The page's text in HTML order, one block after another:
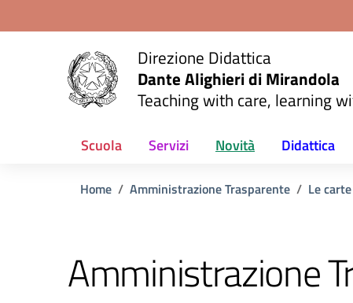
Direzione Didattica
Dante Alighieri di Mirandola
Teaching with care, learning
Scuola Servizi Novità Didattica
Home Amministrazione Trasparente Le
Amministrazione